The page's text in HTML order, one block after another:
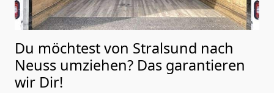
Du möchtest von Stralsund nach
Neuss umziehen? Das garantieren
wir Dir!